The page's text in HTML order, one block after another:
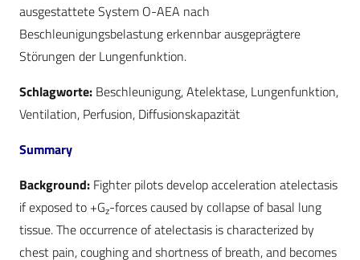
ausgestattete System O-AEA nach
Beschleunigungsbelastung erkennbar ausgeprägtere
Störungen der Lungenfunktion.
Schlagworte: Beschleunigung, Atelektase, Lungenfunktion,
Ventilation, Perfusion, Diffusionskapazität
Summary
Background: Fighter pilots develop acceleration atelectasis
if exposed to +Gz-forces caused by collapse of basal lung
tissue. The occurrence of atelectasis is characterized by
chest pain, coughing and shortness of breath, and becomes